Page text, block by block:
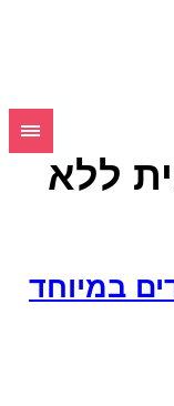
ללא
במיוחד